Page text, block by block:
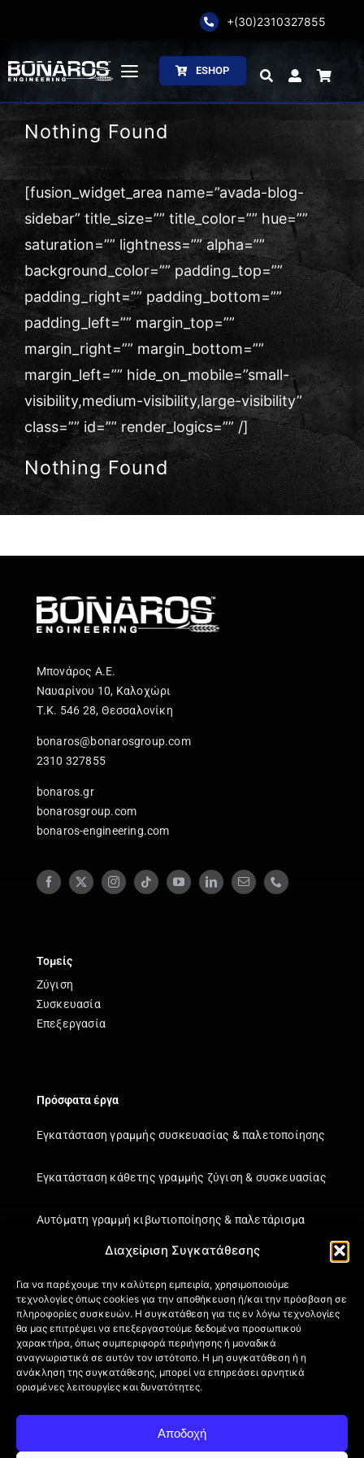
Διαχείριση Συγκατάθεσης
Για να παρέχουμε την καλύτερη εμπειρία, χρησιμοποιούμε
τεχνολογίες όπως cookies για την αποθήκευση ή/και την πρόσβαση σε
πληροφορίες συσκευών. Η συγκατάθεση για τις εν λόγω τεχνολογίες
θα μας επιτρέψει να επεξεργαστούμε δεδομένα προσωπικού
χαρακτήρα, όπως συμπεριφορά περιήγησης ή μοναδικά
αναγνωριστικά σε αυτόν τον ιστότοπο. Η μη συγκατάθεση ή η
ανάκληση της συγκατάθεσης, μπορεί να επηρεάσει αρνητικά
ορισμένες λειτουργίες και δυνατότητες.
Αποδοχή
content
+(30)2310327855
Toggle
Navigation
Αρχική
Η Εταιρία
Ζύγιση
Συσκευασία
Επεξεργασία
Κατάλογοι
Επικοινωνία
ESHOP
Nothing Found
[fusion_widget_area name=”avada-blog-
sidebar” title_size=”” title_color=”” hue=””
saturation=”” lightness=”” alpha=””
background_color=”” padding_top=””
padding_right=”” padding_bottom=””
padding_left=”” margin_top=””
margin_right=”” margin_bottom=””
margin_left=”” hide_on_mobile=”small-
visibility,medium-visibility,large-visibility”
class=”” id=”” render_logics=”” /]
Nothing Found
Μπονάρος Α.Ε.
Ναυαρίνου 10, Καλοχώρι
Τ.Κ. 546 28, Θεσσαλονίκη
bonaros@bonarosgroup.com
2310 327855
bonaros.gr
bonarosgroup.com
bonaros-engineering.com
Τομείς
Ζύγιση
Συσκευασία
Επεξεργασία
Πρόσφατα έργα
Εγκατάσταση γραμμής συσκευασίας & παλετοποίησης
Εγκατάσταση κάθετης γραμμής ζύγιση & συσκευασίας
Αυτόματη γραμμή κιβωτιοποίησης & παλετάρισμα
Εγκατάσταση κάθετης γραμμής ζύγιση & συσκευασίας
Πληροφορίες
Πιστοποιήσεις
Όροι Χρήσης
Πολιτική απορρήτου